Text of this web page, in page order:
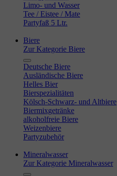
Limo- und Wasser
Tee / Eistee / Mate
Partyfaß 5 Ltr.
Biere
Zur Kategorie Biere
Deutsche Biere
Ausländische Biere
Helles Bier
Bierspezialitäten
Kölsch-Schwarz- und Altbiere
Biermixgetränke
alkoholfreie Biere
Weizenbiere
Partyzubehör
Mineralwasser
Zur Kategorie Mineralwasser